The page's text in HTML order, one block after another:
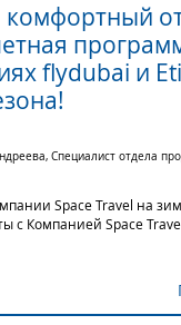
комфортный
flydubai и
Специалист отдела
Space Travel на
с Компанией Space